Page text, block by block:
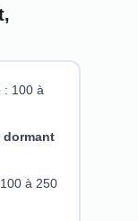
: 100 à
dormant
à 250